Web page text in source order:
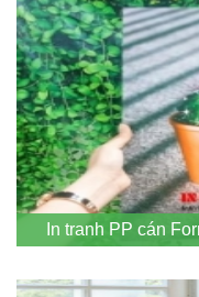
In tranh PP cán